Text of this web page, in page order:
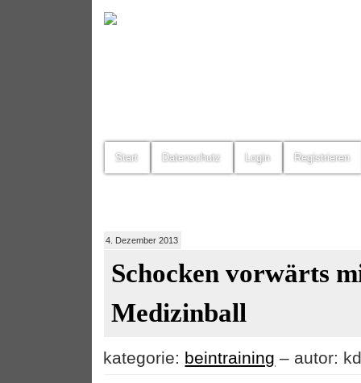
Start Datenschutz Login Registrieren
4. Dezember 2013
Schocken vorwärts
Medizinball
kategorie: beintraining – autor: